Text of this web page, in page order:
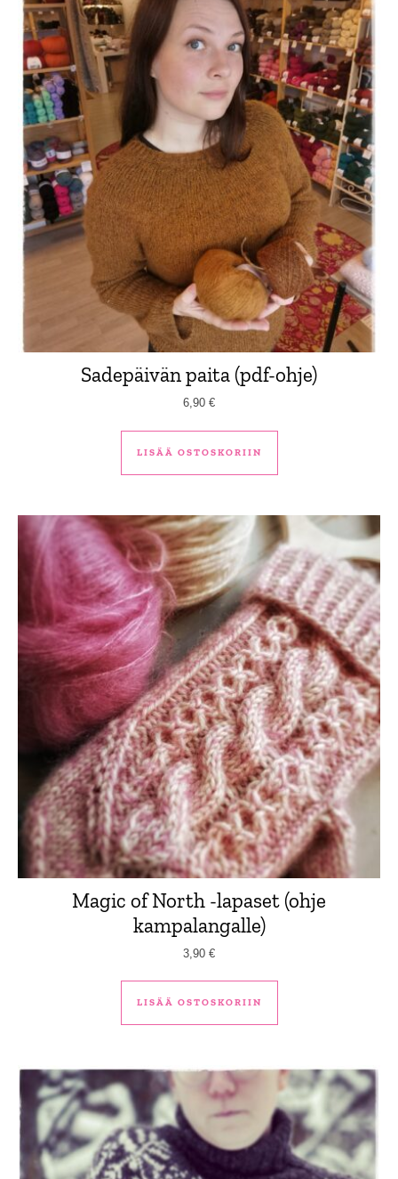
Sadepäivän paita (pdf-ohje)
6,90 €
LISÄÄ OSTOSKORIIN
Magic of North -lapaset (ohje
kampalangalle)
3,90 €
LISÄÄ OSTOSKORIIN